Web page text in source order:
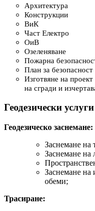
Архитектура
Конструкции
ВиК
Част Електро
ОиВ
Озеленяване
Пожарна
План за безопасност
Изготвяне на
на сгради и
Геодезически услуги
Геодезическо заснемане:
Заснемане на
Заснемане на
Заснемане на
обеми;
Трасиране: